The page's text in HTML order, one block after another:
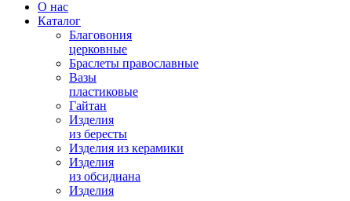
О нас
Каталог
Благовония
церковные
Браслеты православные
Вазы
пластиковые
Гайтан
Изделия
из бересты
Изделия из керамики
Изделия
из обсидиана
Изделия